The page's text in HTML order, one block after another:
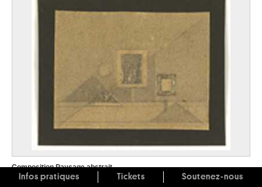
Composition Paysage abstrait
Félix De Boeck
Infos pratiques Tickets Soutenez-nous